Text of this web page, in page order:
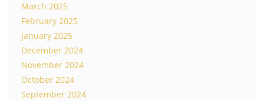
March 2025
February 2025
January 2025
December 2024
November 2024
October 2024
September 2024